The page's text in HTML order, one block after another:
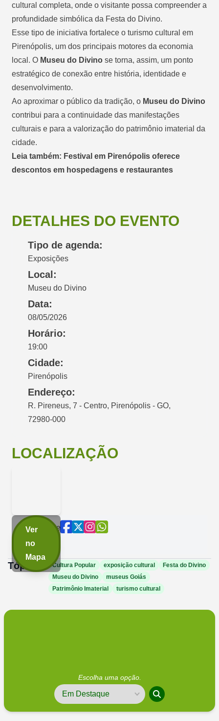
cultural completa, onde o visitante possa compreender a
profundidade simbólica da Festa do Divino.
Esse tipo de iniciativa fortalece o turismo cultural em
Pirenópolis, um dos principais motores da economia
local. O Museu do Divino se torna, assim, um ponto
estratégico de conexão entre história, identidade e
desenvolvimento.
Ao aproximar o público da tradição, o Museu do Divino
contribui para a continuidade das manifestações
culturais e para a valorização do patrimônio imaterial da
cidade.
Leia também: Festival em Pirenópolis oferece
descontos em hospedagens e restaurantes
DETALHES DO EVENTO
Tipo de agenda:
Exposições
Local:
Museu do Divino
Data:
08/05/2026
Horário:
19:00
Cidade:
Pirenópolis
Endereço:
R. Pireneus, 7 - Centro, Pirenópolis - GO,
72980-000
LOCALIZAÇÃO
Ver
no
Mapa
Compartilhe
Tópicos: Cultura Popular exposição cultural
Festa do Divino
Museu do Divino
museus Goiás
Patrimônio Imaterial
turismo cultural
Escolha uma opção.